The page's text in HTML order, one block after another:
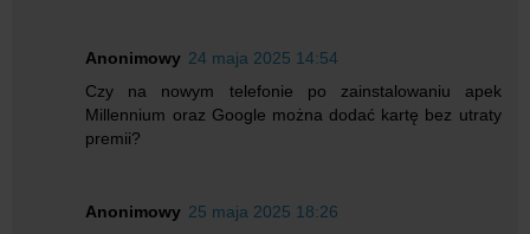
Anonimowy 24 maja 2025 14:54
Czy na nowym telefonie po zainstalowaniu apek
Millennium oraz Google można dodać kartę bez utraty
premii?
Anonimowy 25 maja 2025 18:26